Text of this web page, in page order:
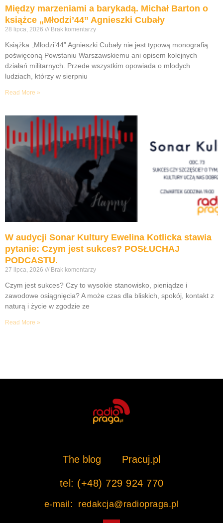
Między marzeniami a barykadą. Michał Barton o
książce „Młodzi’44” Agnieszki Cubały
28 lipca, 2026 Brak komentarzy
Książka „Młodzi’44” Agnieszki Cubały nie jest typową monografią
poświęconą Powstaniu Warszawskiemu ani opisem kolejnych
działań militarnych. Przede wszystkim opowiada o młodych
ludziach, którzy w sierpniu
Read More »
W audycji Sonar Kultury Ewelina Kotlicka stawia
pytanie: Czym jest sukces? POSŁUCHAJ
PODCASTU.
27 lipca, 2026 Brak komentarzy
Czym jest sukces? Czy to wysokie stanowisko, pieniądze i
zawodowe osiągnięcia? A może czas dla bliskich, spokój, kontakt z
naturą i życie w zgodzie ze
Read More »
The blog Pracuj.pl
tel: (+48) 729 924 770
e-mail: redakcja@radiopraga.pl